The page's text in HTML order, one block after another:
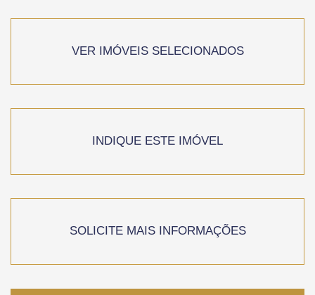
VER IMÓVEIS SELECIONADOS
INDIQUE ESTE IMÓVEL
SOLICITE MAIS INFORMAÇÕES